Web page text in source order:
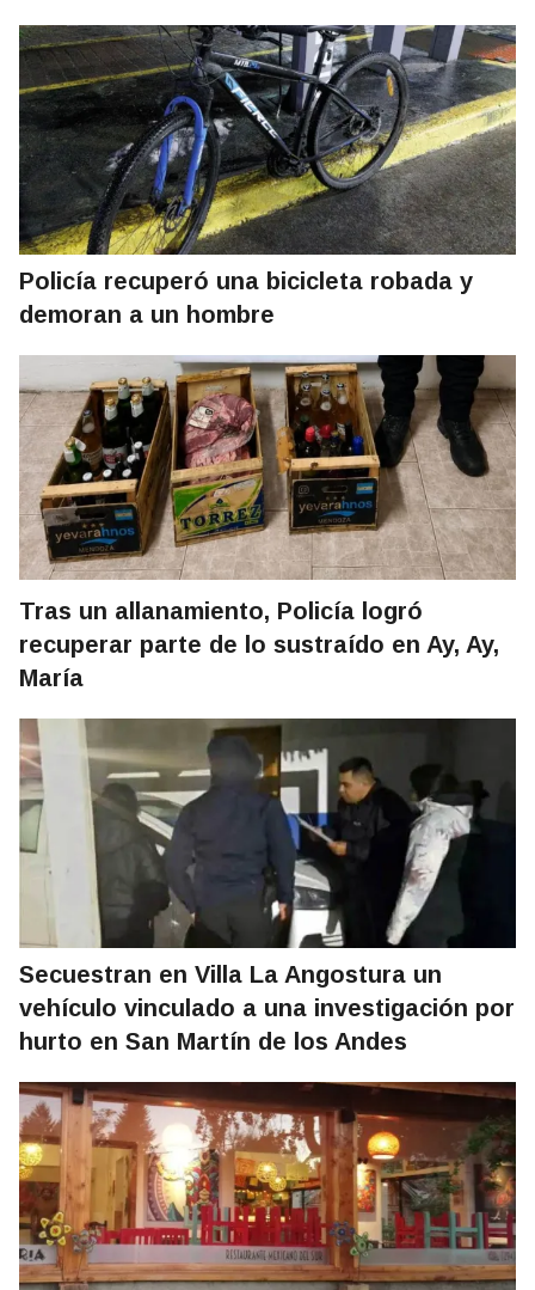
Policía recuperó una bicicleta robada y
demoran a un hombre
Tras un allanamiento, Policía logró
recuperar parte de lo sustraído en Ay, Ay,
María
Secuestran en Villa La Angostura un
vehículo vinculado a una investigación por
hurto en San Martín de los Andes